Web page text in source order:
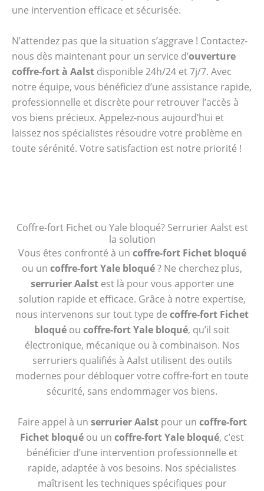
une intervention efficace et sécurisée.
N’attendez pas que la situation s’aggrave ! Contactez-
nous dès maintenant pour un service d’ouverture
coffre-fort à Aalst disponible 24h/24 et 7j/7. Avec
notre équipe, vous bénéficiez d’une assistance rapide,
professionnelle et discrète pour retrouver l’accès à
vos biens précieux. Appelez-nous aujourd’hui et
laissez nos spécialistes résoudre votre problème en
toute sérénité. Votre satisfaction est notre priorité !
Coffre-fort Fichet ou Yale bloqué? Serrurier Aalst est
la solution
Vous êtes confronté à un coffre-fort Fichet bloqué
ou un coffre-fort Yale bloqué? Ne cherchez plus,
serrurier Aalstest là pour vous apporter une
solution rapide et efficace. Grâce à notre expertise,
nous intervenons sur tout type de coffre-fort Fichet
bloqué ou coffre-fort Yale bloqué, qu’il soit
électronique, mécanique ou à combinaison. Nos
serruriers qualifiés à Aalst utilisent des outils
modernes pour débloquer votre coffre-fort en toute
sécurité, sans endommager vos biens.
Faire appel à un serrurier Aalstpour un coffre-fort
Fichet bloqué ou un coffre-fort Yale bloqué, c’est
bénéficier d’une intervention professionnelle et
rapide, adaptée à vos besoins. Nos spécialistes
maîtrisent les techniques spécifiques pour